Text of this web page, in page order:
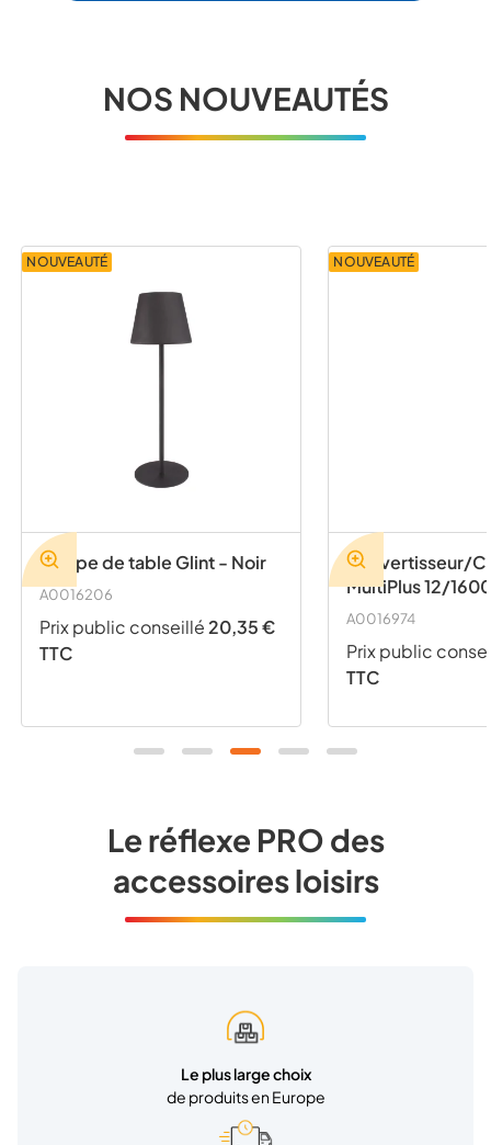
NOS NOUVEAUTÉS
Lampe de table Glint - Noir
A0016206
Prix public conseillé20,35 €
TTC
NOUVEAUTÉ
Convertisseur/
MultiPlus 12/
230V
A0016974
Prix public
TTC
NOUVEAUTÉ
Le réflexe PRO des
accessoires loisirs
Le plus large choix
de produits en Europe